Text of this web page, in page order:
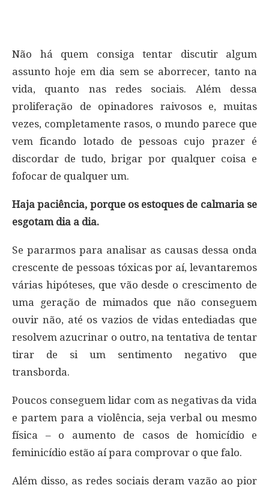
Não há quem consiga tentar discutir algum
assunto hoje em dia sem se aborrecer, tanto na
vida, quanto nas redes sociais. Além dessa
proliferação de opinadores raivosos e, muitas
vezes, completamente rasos, o mundo parece que
vem ficando lotado de pessoas cujo prazer é
discordar de tudo, brigar por qualquer coisa e
fofocar de qualquer um.
Haja paciência, porque os estoques de calmaria se
esgotam dia a dia.
Se pararmos para analisar as causas dessa onda
crescente de pessoas tóxicas por aí, levantaremos
várias hipóteses, que vão desde o crescimento de
uma geração de mimados que não conseguem
ouvir não, até os vazios de vidas entediadas que
resolvem azucrinar o outro, na tentativa de tentar
tirar de si um sentimento negativo que
transborda.
Poucos conseguem lidar com as negativas da vida
e partem para a violência, seja verbal ou mesmo
física – o aumento de casos de homicídio e
feminicídio estão aí para comprovar o que falo.
Além disso, as redes sociais deram vazão ao pior